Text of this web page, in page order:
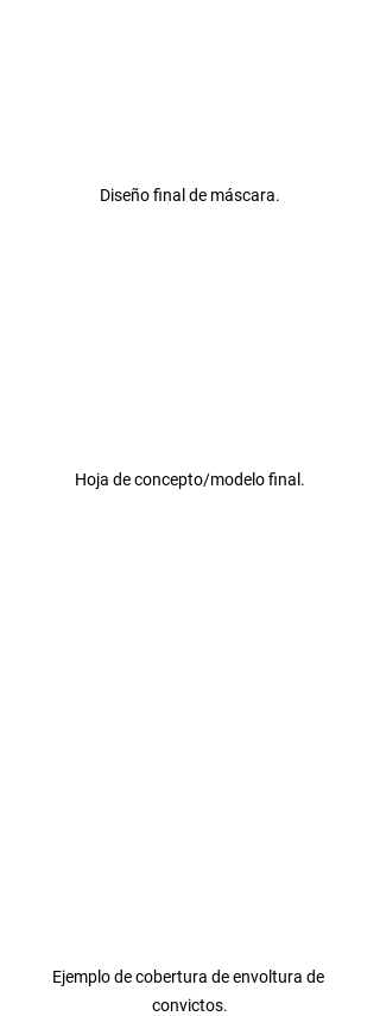
Diseño final de máscara.
Hoja de concepto/modelo final.
Ejemplo de cobertura de envoltura de
convictos.